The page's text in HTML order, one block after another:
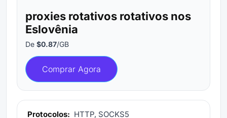
proxies rotativos rotativos nos
Eslovênia
De $0.87/GB
Comprar Agora
Protocolos: HTTP, SOCKS5